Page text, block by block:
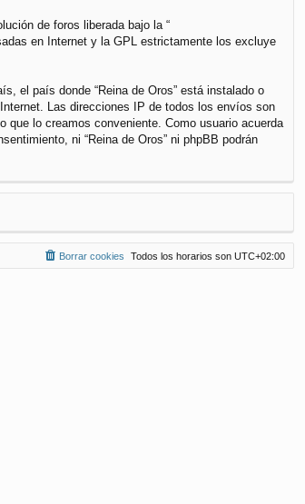
de foros liberada bajo la “
en Internet y la GPL estrictamente los excluye
el país donde “Reina de Oros” está instalado o
Las direcciones IP de todos los envíos son
que lo creamos conveniente. Como usuario acuerda
ni “Reina de Oros” ni phpBB podrán
Todos los horarios son UTC+02:00
Borrar cookies